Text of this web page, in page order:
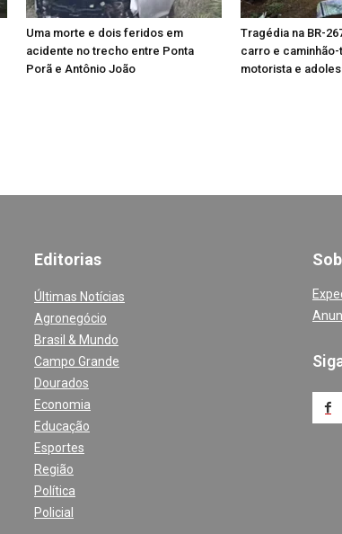
Uma morte e dois feridos em
acidente no trecho entre Ponta
Porã e Antônio João
Tragédia na BR-
carro e
motorista e
Editorias
Últimas Notícias
Agronegócio
Brasil & Mundo
Campo Grande
Dourados
Economia
Educação
Esportes
Região
Política
Policial